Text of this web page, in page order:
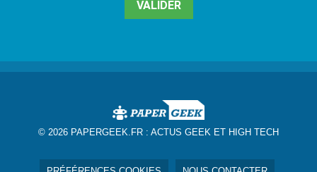
© 2026 PAPERGEEK.FR : ACTUS GEEK ET HIGH TECH